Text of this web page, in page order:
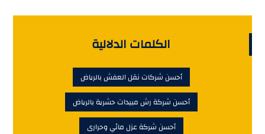
الكلمات الدلالية
أحسن شركات نقل العفش بالرياض
أحسن شركة رش مبيدات حشرية بالرياض
أحسن شركة عزل مائي وحرارى